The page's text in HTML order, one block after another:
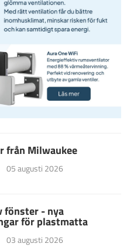
från Milwaukee
05 augusti 2026
fönster - nya
för plastmatta
03 augusti 2026